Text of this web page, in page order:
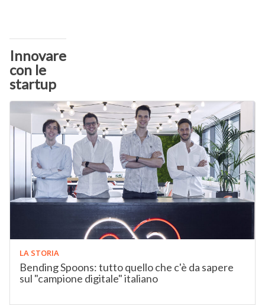
Innovare
con le
startup
LA STORIA
Bending Spoons: tutto quello che c'è da sapere
sul "campione digitale" italiano